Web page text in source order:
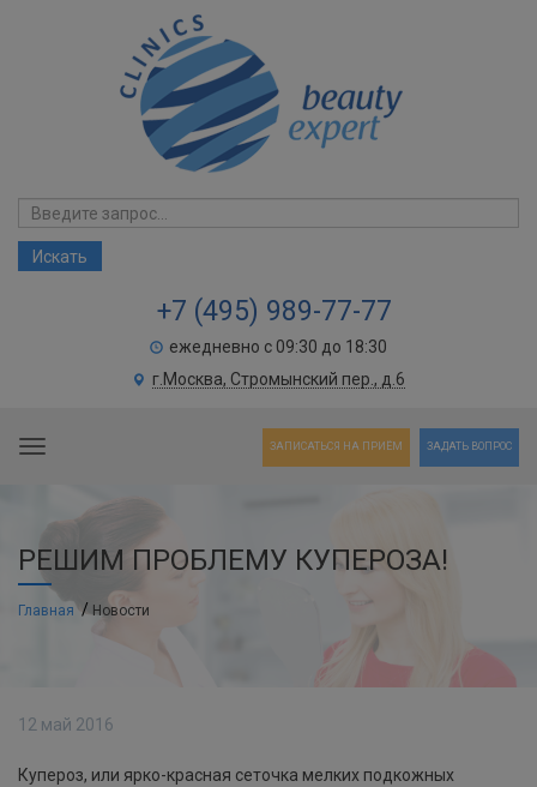
+7 (495) 989-77-77
ежедневно с 09:30 до 18:30
г.Москва, Стромынский пер., д.6
Toggle navigation ЗАПИСАТЬСЯ НА ПРИЁМ ЗАДАТЬ ВОПРОС
РЕШИМ ПРОБЛЕМУ КУПЕРОЗА!
Главная Новости
12 май 2016
Купероз, или ярко-красная сеточка мелких подкожных